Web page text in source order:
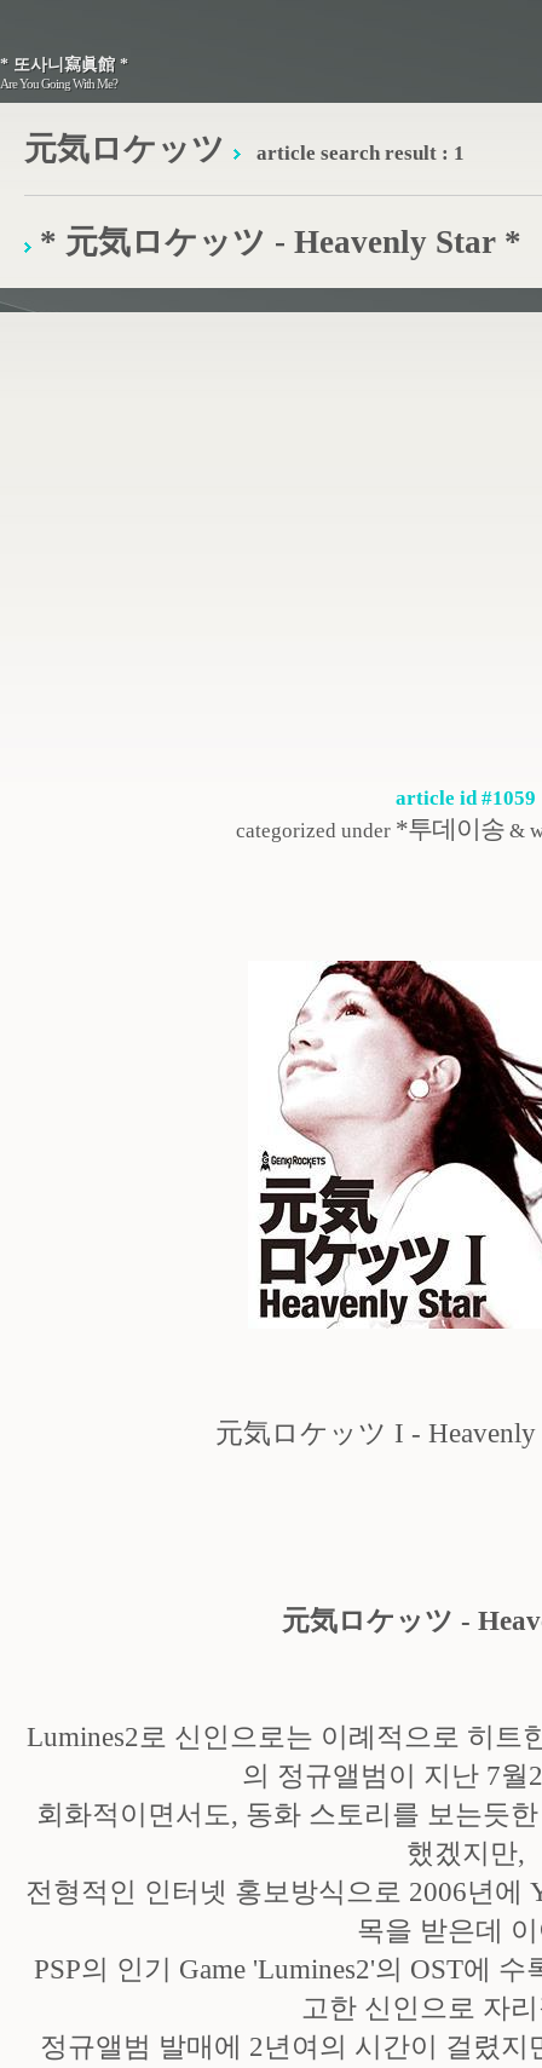
* 또사니寫眞館 *
Are You Going With Me?
* 또사니寫眞館 *
Are You Going With Me?
元気ロケッツ article search result : 1
* 元気ロケッツ - Heavenly Star *
article id #1059
categorized under *투데이송 &
元気ロケッツ I - Heavenly
元気ロケッツ -
Lumines2로 신인으로는 이례적으로 히트
의 정규앨범이 지난 7월
회화적이면서도, 동화 스토리를 보는듯
했겠지만,
전형적인 인터넷 홍보방식으로 2006년에
목을 받은데
PSP의 인기 Game 'Lumines2'의 OST에
고한 신인으로 자
정규앨범 발매에 2년여의 시간이 걸렸